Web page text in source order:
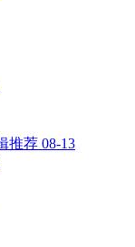
08-13